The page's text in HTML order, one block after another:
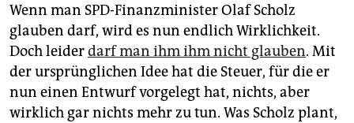
Wenn man SPD-Finanzminister Olaf Scholz
glauben darf, wird es nun endlich Wirklichkeit.
Doch leiderdarf man ihm ihm nicht glauben. Mit
der ursprünglichen Idee hat die Steuer, für die er
nun einen Entwurf vorgelegt hat, nichts, aber
wirklich gar nichts mehr zu tun. Was Scholz plant,